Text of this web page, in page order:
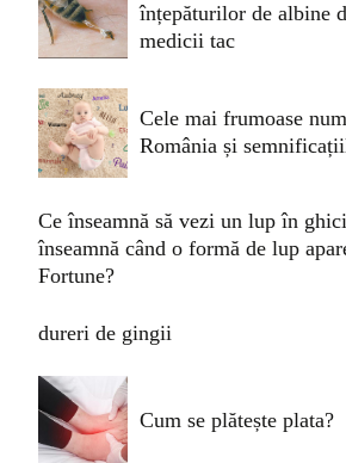
înțepăturilor de albine
medicii tac
Cele mai frumoase
România și
Ce înseamnă să vezi un lup în
înseamnă când o formă de lup
Fortune?
dureri de gingii
Cum se plătește plata?